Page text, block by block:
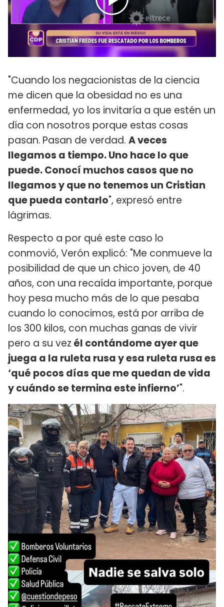
"Cuando los negacionistas de la ciencia
me dicen que la obesidad no es una
enfermedad, yo los invitaría a que estén un
día con nosotros porque estas cosas
pasan. Pasan de verdad. A veces
llegamos a tiempo. Uno hace lo que
puede. Conocí muchos casos que no
llegamos y que no tenemos un Cristian
que pueda contarlo", expresó entre
lágrimas.
Respecto a por qué este caso lo
conmovió, Verón explicó: "Me conmueve la
posibilidad de que un chico joven, de 40
años, con una recaída importante, porque
hoy pesa mucho más de lo que pesaba
cuando lo conocimos, está por arriba de
los 300 kilos, con muchas ganas de vivir
pero a su vez él contándome ayer que
juega a la ruleta rusa y esa ruleta rusa es
‘qué pocos días que me quedan de vida
y cuándo se termina este infierno’".